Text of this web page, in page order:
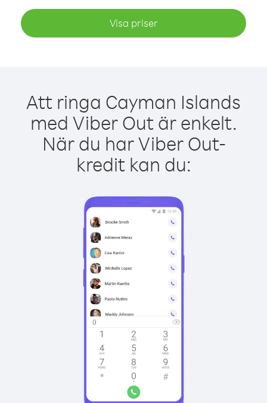
Visa priser
Att ringa Cayman Islands
med Viber Out är enkelt.
När du har Viber Out-
kredit kan du: